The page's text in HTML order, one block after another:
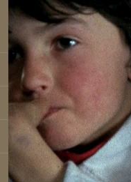
Saltar
al
contenido